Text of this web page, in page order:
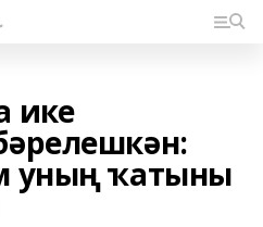
ике
уның ҡатыны